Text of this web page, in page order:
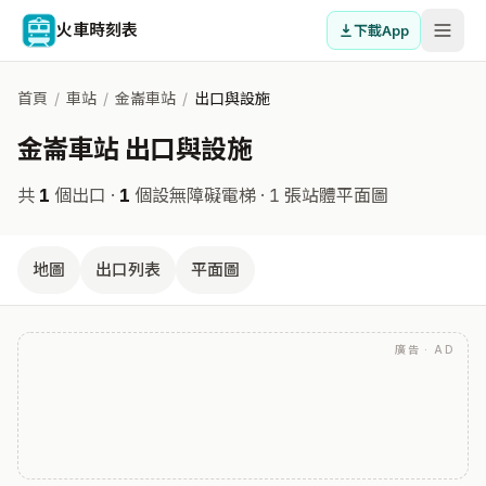
火車時刻表 下載App
首頁 / 車站 / 金崙車站 / 出口與設施
金崙車站 出口與設施
共 1 個出口 · 1 個設無障礙電梯 · 1 張站體平面圖
地圖 出口列表 平面圖
廣告 · AD